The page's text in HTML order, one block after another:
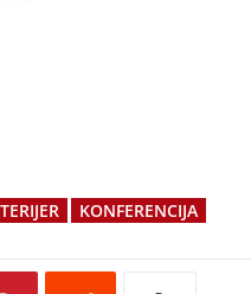
KONFERENCIJA